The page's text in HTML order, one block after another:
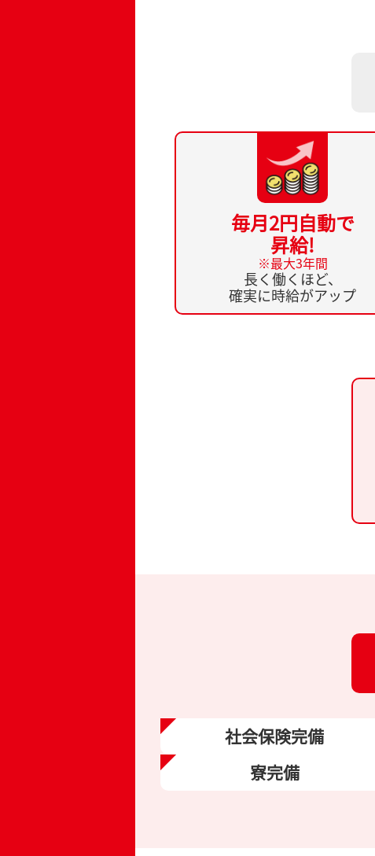
毎月2円自動で
昇給!
※最大3年間
長く働くほど、
確実に時給がアップ
社会保険完備
寮完備